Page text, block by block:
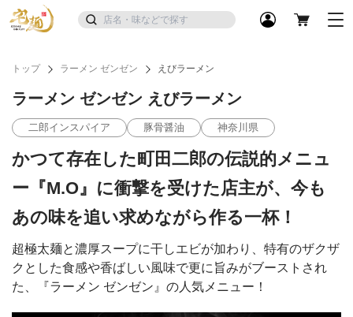
トップ ラーメン ゼンゼン えびラーメン
ラーメン ゼンゼン えびラーメン
二郎インスパイア 豚骨醤油 神奈川県
かつて存在した町田二郎の伝説的メニュ
ー『M.O』に衝撃を受けた店主が、今も
あの味を追い求めながら作る一杯！
超極太麺と濃厚スープに干しエビが加わり、特有のザクザ
クとした食感や香ばしい風味で更に旨みがブーストされ
た、『ラーメン ゼンゼン』の人気メニュー！